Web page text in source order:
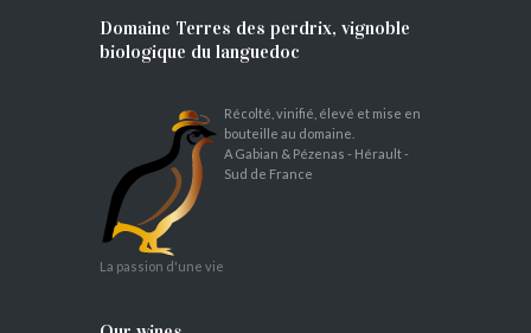
Domaine Terres des perdrix, vignoble
biologique du languedoc
La passion d'une vie
Récolté, vinifié, élevé et mise en
bouteille au domaine.
A Gabian & Pézenas - Hérault -
Sud de France